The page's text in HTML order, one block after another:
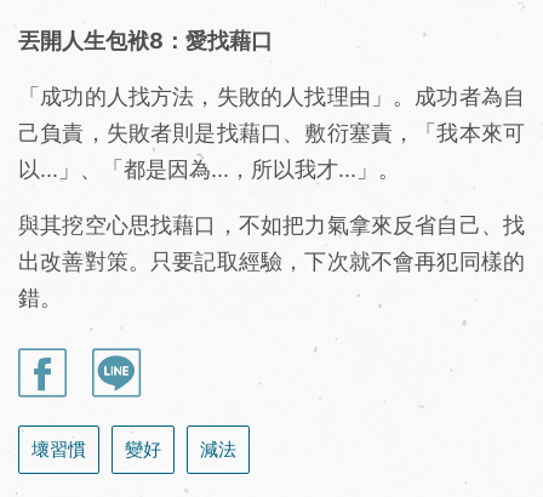
丟開人生包袱8：愛找藉口
「成功的人找方法，失敗的人找理由」。成功者為自
己負責，失敗者則是找藉口、敷衍塞責，「我本來可
以...」、「都是因為...，所以我才...」。
與其挖空心思找藉口，不如把力氣拿來反省自己、找
出改善對策。只要記取經驗，下次就不會再犯同樣的
錯。
壞習慣 變好 減法